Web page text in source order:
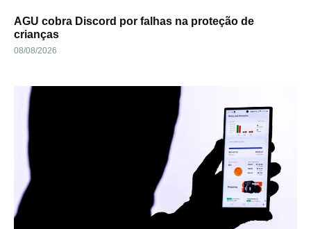
AGU cobra Discord por falhas na proteção de
crianças
08/08/2026